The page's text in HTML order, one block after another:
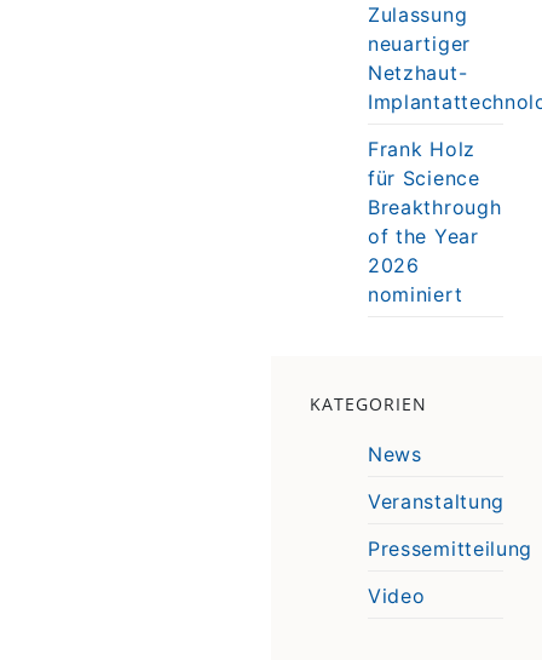
Zulassung
neuartiger
Netzhaut-
Frank Holz
für Science
Breakthrough
of the Year
2026
nominiert
KATEGORIEN
News
Veranstaltung
Pressemitteilung
Video